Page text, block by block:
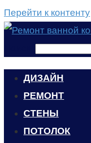
Перейти к контенту
ДИЗАЙН
РЕМОНТ
СТЕНЫ
ПОТОЛОК